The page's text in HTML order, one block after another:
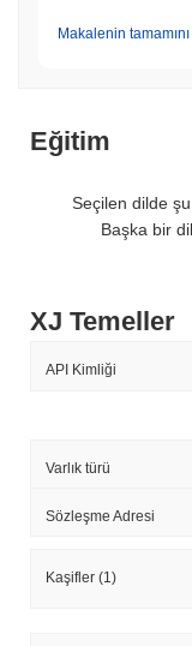
Makalenin
Eğitim
Seçilen dilde
Başka bir
XJ Temeller
API Kimliği
Varlık türü
Sözleşme Adresi
Kaşifler (1)